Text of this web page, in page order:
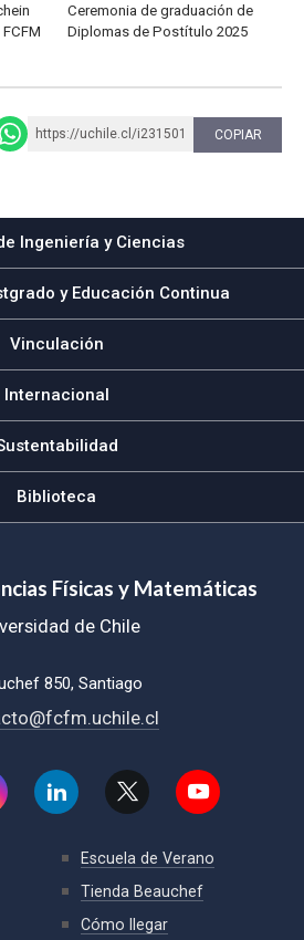
Ceremonia de graduación de
Diplomas de Postítulo 2025
https://uchile.cl/i231501 COPIAR
Ingeniería y Ciencias
y Educación Continua
Vinculación
Internacional
Biblioteca
Físicas y Matemáticas
de Chile
850, Santiago
Escuela de Verano
Tienda Beauchef
Cómo llegar